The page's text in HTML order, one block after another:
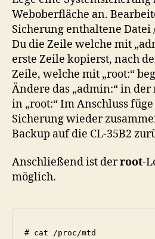
Weboberfläche an.
Sicherung enthaltene Datei
Du die Zeile welche mit
erste Zeile kopierst, nach
Zeile, welche mit „root:“
Ändere das „admin:“ in
in „root:“ Im Anschluss
Sicherung wieder
Backup auf die CL-35B2
Anschließend ist derroot-
möglich.
# cat /proc/mtd